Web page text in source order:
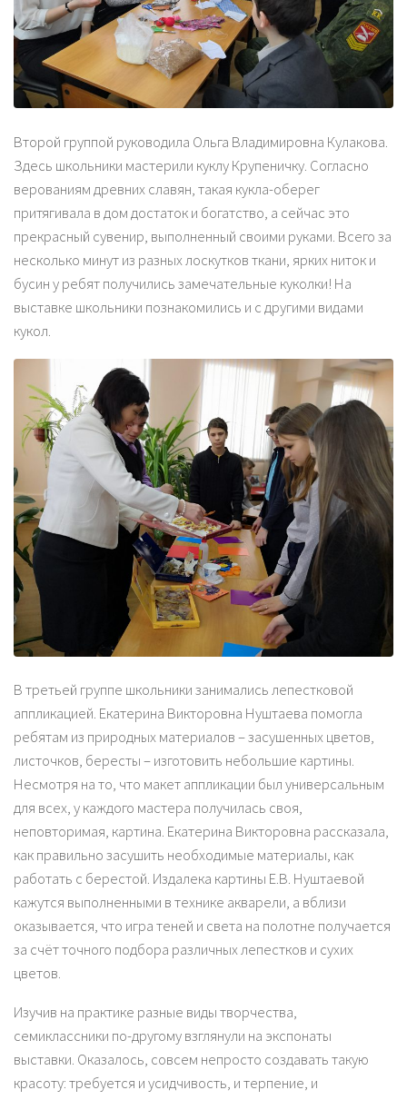
Второй группой руководила Ольга Владимировна Кулакова.
Здесь школьники мастерили куклу Крупеничку. Согласно
верованиям древних славян, такая кукла-оберег
притягивала в дом достаток и богатство, а сейчас это
прекрасный сувенир, выполненный своими руками. Всего за
несколько минут из разных лоскутков ткани, ярких ниток и
бусин у ребят получились замечательные куколки! На
выставке школьники познакомились и с другими видами
кукол.
В третьей группе школьники занимались лепестковой
аппликацией. Екатерина Викторовна Нуштаева помогла
ребятам из природных материалов – засушенных цветов,
листочков, бересты – изготовить небольшие картины.
Несмотря на то, что макет аппликации был универсальным
для всех, у каждого мастера получилась своя,
неповторимая, картина. Екатерина Викторовна рассказала,
как правильно засушить необходимые материалы, как
работать с берестой. Издалека картины Е.В. Нуштаевой
кажутся выполненными в технике акварели, а вблизи
оказывается, что игра теней и света на полотне получается
за счёт точного подбора различных лепестков и сухих
цветов.
Изучив на практике разные виды творчества,
семиклассники по-другому взглянули на экспонаты
выставки. Оказалось, совсем непросто создавать такую
красоту: требуется и усидчивость, и терпение, и